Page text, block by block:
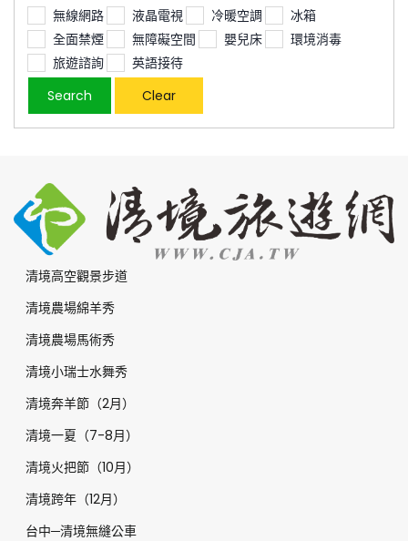
無線網路 液晶電視 冷暖空調
冰箱
全面禁煙
無障礙空間 嬰兒床
環境消毒
旅遊諮詢
英語接待
清境高空觀景步道
清境農場綿羊秀
清境農場馬術秀
清境小瑞士水舞秀
清境奔羊節（2月）
清境一夏（7-8月）
清境火把節（10月）
清境跨年（12月）
台中─清境無縫公車